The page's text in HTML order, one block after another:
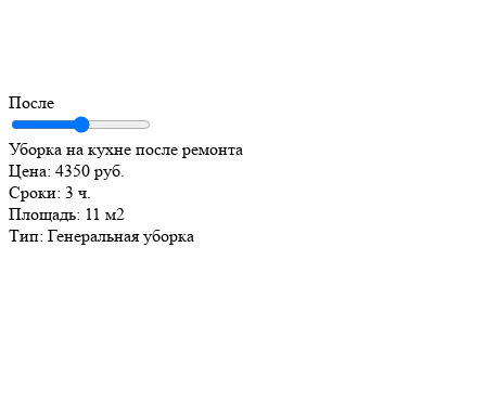
После
Уборка на кухне после ремонта
Цена: 4350 руб.
Сроки: 3 ч.
Площадь: 11 м2
Тип: Генеральная уборка